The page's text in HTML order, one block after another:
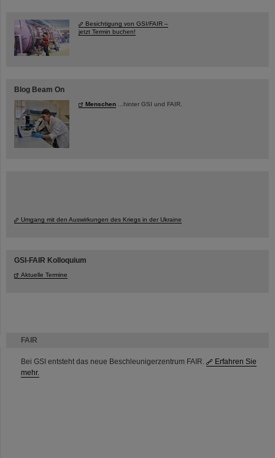
FAIR
Bei GSI entsteht das neue Beschleunigerzentrum FAIR.
Erfahren Sie
mehr.
Besichtigung von GSI/FAIR –
jetzt Termin buchen!
Blog Beam On
Menschen ...hinter GSI und FAIR.
Umgang mit den Auswirkungen des Kriegs in der Ukraine
GSI-FAIR Kolloquium
Aktuelle Termine